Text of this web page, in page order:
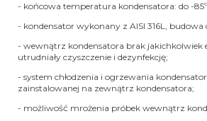
- końcowa temperatura kondensatora: do -
- kondensator wykonany z AISI 316L, budowa
- wewnątrz kondensatora brak jakichkolwiek
utrudniały czyszczenie i dezynfekcję;
- system chłodzenia i ogrzewania
zainstalowanej na zewnątrz kondensatora;
- możliwość mrożenia próbek wewnątrz